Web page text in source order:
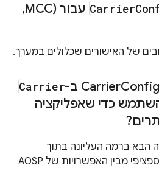
Carrier עבור (MCC ,
של האישורים שכלולים במערך.
Config ב-
Carrier
כדי שאפליקציה
ברמה העליונה בתוך
הספציפי מבין האפשרויות של AOSP